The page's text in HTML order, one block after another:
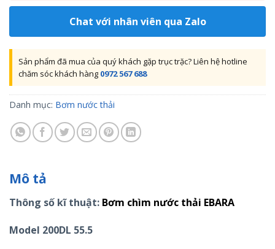
Chat với nhân viên qua Zalo
Sản phẩm đã mua của quý khách gặp trục trặc? Liên hệ hotline
chăm sóc khách hàng 0972 567 688
Danh mục: Bơm nước thải
Mô tả
Thông số kĩ thuật: Bơm chìm nước thải EBARA
Model 200DL 55.5